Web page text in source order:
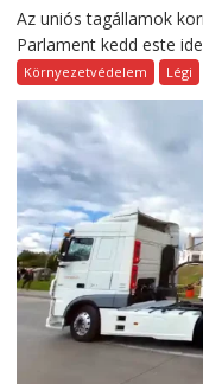
Az uniós tagállamok
Parlament kedd este
Környezetvédelem Légi